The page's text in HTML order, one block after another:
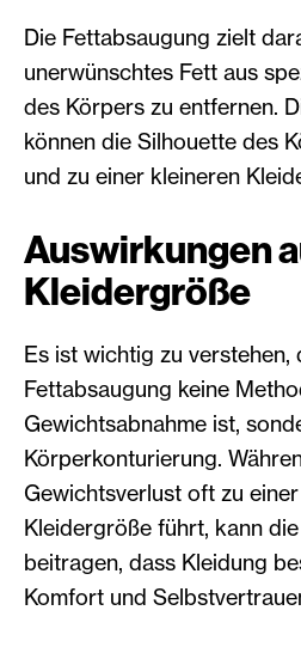
Die Fettabsaugung zielt
unerwünschtes Fett aus
des Körpers zu entfernen.
können die Silhouette des
und zu einer kleineren
Auswirkungen
Kleidergröße
Es ist wichtig zu verstehen,
Fettabsaugung keine
Gewichtsabnahme ist,
Körperkonturierung.
Gewichtsverlust oft zu
Kleidergröße führt, kann
beitragen, dass Kleidung
Komfort und